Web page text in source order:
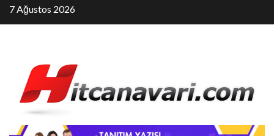
Skip
to
7 Ağustos 2026